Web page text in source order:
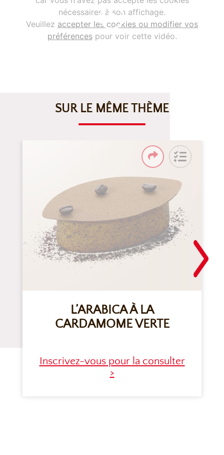
nécessaires à son affichage.
Veuillez accepter les cookies ou modifier vos
préférencespour voir cette vidéo.
SUR LE MÊME THÈME
L’ARABICA À LA
CARDAMOME VERTE
Inscrivez-vous pour la consulter
>